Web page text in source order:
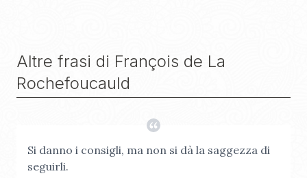
Altre frasi di François de La
Rochefoucauld
Si danno i consigli, ma non si dà la saggezza di
seguirli.